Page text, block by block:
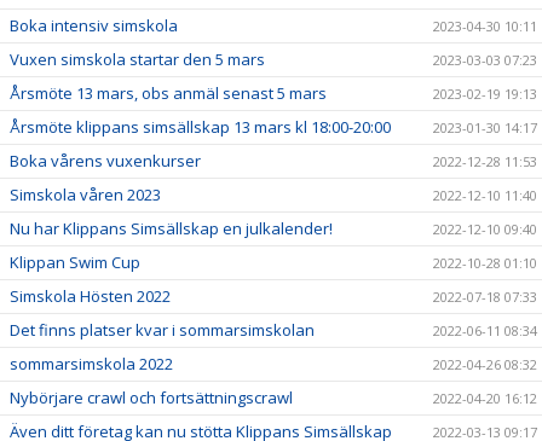
Boka intensiv simskola 2023-04-30 10:11
Vuxen simskola startar den 5 mars 2023-03-03 07:23
Årsmöte 13 mars, obs anmäl senast 5 mars 2023-02-19 19:13
Årsmöte klippans simsällskap 13 mars kl 18:00-20:00 2023-01-30 14:17
Boka vårens vuxenkurser 2022-12-28 11:53
Simskola våren 2023 2022-12-10 11:40
Nu har Klippans Simsällskap en julkalender! 2022-12-10 09:40
Klippan Swim Cup 2022-10-28 01:10
Simskola Hösten 2022 2022-07-18 07:33
Det finns platser kvar i sommarsimskolan 2022-06-11 08:34
sommarsimskola 2022 2022-04-26 08:32
Nybörjare crawl och fortsättningscrawl 2022-04-20 16:12
Även ditt företag kan nu stötta Klippans Simsällskap 2022-03-13 09:17